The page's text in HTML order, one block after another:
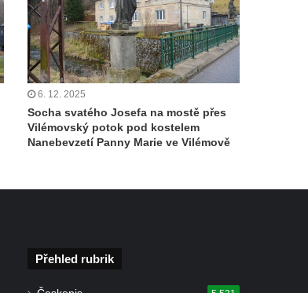
6. 12. 2025
Socha svatého Josefa na mostě přes
Vilémovský potok pod kostelem
Nanebevzetí Panny Marie ve Vilémově
Přehled rubrik